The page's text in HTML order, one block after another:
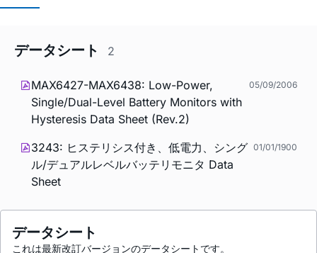
データシート 2
MAX6427-MAX6438: Low-Power,
Single/Dual-Level Battery Monitors with
Hysteresis Data Sheet (Rev.2)
05/09/2006
3243: ヒステリシス付き、低電力、シング
ル/デュアルレベルバッテリモニタ Data
Sheet
01/01/1900
データシート
これは最新改訂バージョンのデータシートです。